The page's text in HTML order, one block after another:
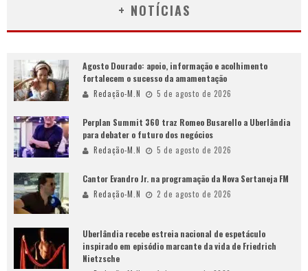
+ NOTÍCIAS
Agosto Dourado: apoio, informação e acolhimento
fortalecem o sucesso da amamentação
Redação-M.N 5 de agosto de 2026
Perplan Summit 360 traz Romeo Busarello a Uberlândia
para debater o futuro dos negócios
Redação-M.N 5 de agosto de 2026
Cantor Evandro Jr. na programação da Nova Sertaneja FM
Redação-M.N 2 de agosto de 2026
Uberlândia recebe estreia nacional de espetáculo
inspirado em episódio marcante da vida de Friedrich
Nietzsche